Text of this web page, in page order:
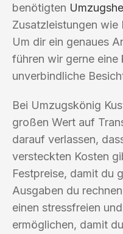
benötigten
Zusatzleistungen
Um dir ein genaues
führen wir gerne eine
unverbindliche
Bei Umzugskönig
großen Wert auf
darauf verlassen,
versteckten Kosten
Festpreise, damit du
Ausgaben du
einen stressfreien
ermöglichen, damit